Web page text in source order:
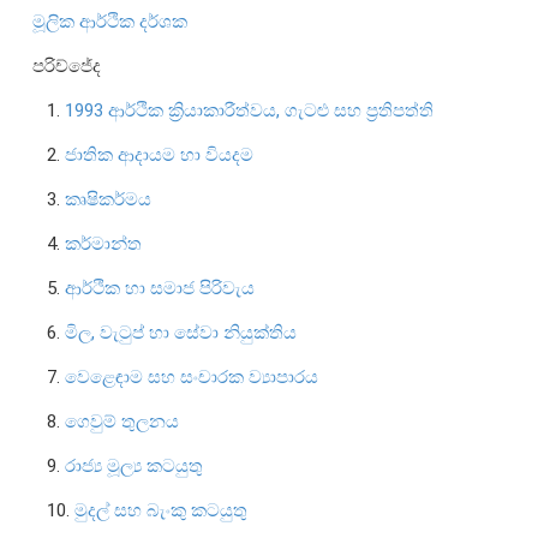
සංවිධාන ව්‍යුහය
පාලන ව්‍යුහය
පාලන සංග්‍රහ සහ ප්‍රතිපත්ති
එක්ස්ටර් වාර්තාව
මූලික ආර්ථික දර්ශක
පරිච්ජේද
1. 1993 ආර්ථික ක්‍රියාකාරීත්වය, ගැටළු සහ ප්‍රතිපත්ති
2. ජාතික ආදායම හා වියදම
3. කෘෂිකර්මය
4. කර්මාන්ත
5. ආර්ථික හා සමාජ පිරිවැය
6. මිල, වැටුප් හා සේවා නියුක්තිය
7. වෙළෙඳාම සහ සංචාරක ව්‍යාපාරය
8. ගෙවුම් තුලනය
9. රාජ්‍ය මූල්‍ය කටයුතු
10. මුදල් සහ බැංකු කටයුතු